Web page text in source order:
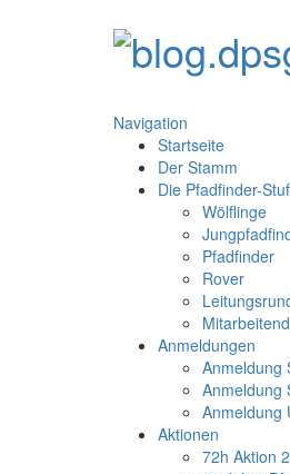
Navigation
Startseite
Der Stamm
Die Pfadfinder-
Wölflinge
Pfadfinder
Rover
Anmeldungen
Anmeldung
Anmeldung
Anmeldung
Aktionen
72h Aktion